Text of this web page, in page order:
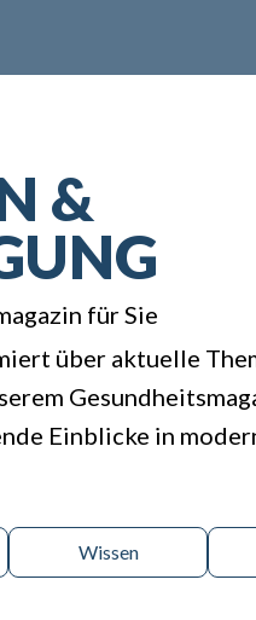
&
für Sie
über aktuelle
Einblicke in
Wissen